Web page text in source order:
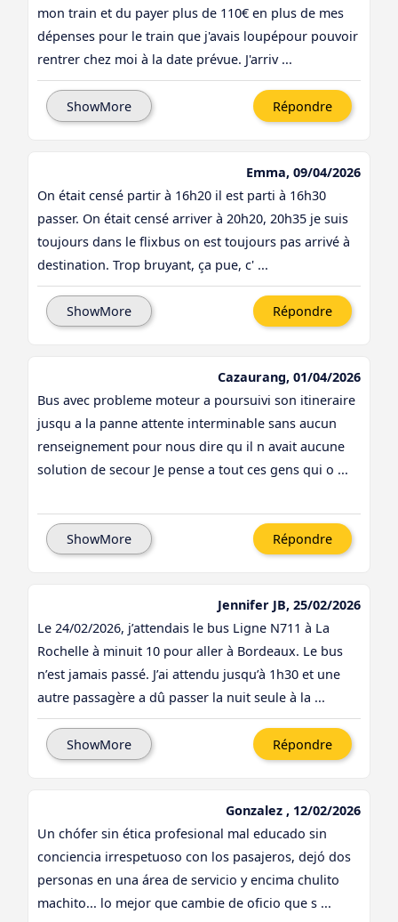
mon train et du payer plus de 110€ en plus de mes
dépenses pour le train que j'avais loupépour pouvoir
rentrer chez moi à la date prévue. J'arriv ...
ShowMore Répondre
Emma, 09/04/2026
On était censé partir à 16h20 il est parti à 16h30
passer. On était censé arriver à 20h20, 20h35 je suis
toujours dans le flixbus on est toujours pas arrivé à
destination. Trop bruyant, ça pue, c' ...
ShowMore Répondre
Cazaurang, 01/04/2026
Bus avec probleme moteur a poursuivi son itineraire
jusqu a la panne attente interminable sans aucun
renseignement pour nous dire qu il n avait aucune
solution de secour Je pense a tout ces gens qui o ...
ShowMore Répondre
Jennifer JB, 25/02/2026
Le 24/02/2026, j’attendais le bus Ligne N711 à La
Rochelle à minuit 10 pour aller à Bordeaux. Le bus
n’est jamais passé. J’ai attendu jusqu’à 1h30 et une
autre passagère a dû passer la nuit seule à la ...
ShowMore Répondre
Gonzalez , 12/02/2026
Un chófer sin ética profesional mal educado sin
conciencia irrespetuoso con los pasajeros, dejó dos
personas en una área de servicio y encima chulito
machito... lo mejor que cambie de oficio que s ...